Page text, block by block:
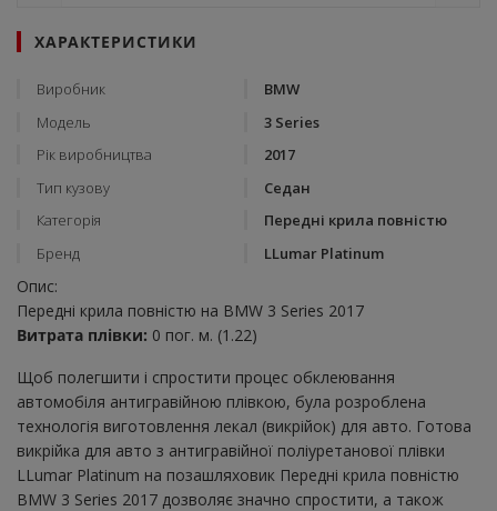
ХАРАКТЕРИСТИКИ
Виробник
BMW
Модель
3 Series
Рік виробництва
2017
Тип кузову
Седан
Категорія
Передні крила повністю
Бренд
LLumar Platinum
Опис:
Передні крила повністю на BMW 3 Series 2017
Витрата плівки: 0 пог. м. (1.22)
Щоб полегшити і спростити процес обклеювання
автомобіля антигравійною плівкою, була розроблена
технологія виготовлення лекал (викрійок) для авто. Готова
викрійка для авто з антигравійної поліуретанової плівки
LLumar Platinum на позашляховик Передні крила повністю
BMW 3 Series 2017 дозволяє значно спростити, а також